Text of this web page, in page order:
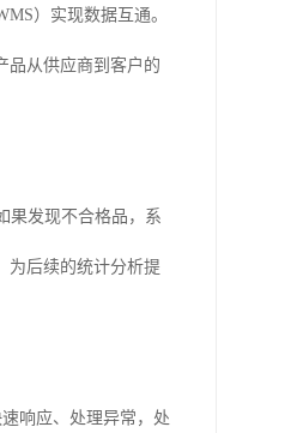
）实现数据互通。
品从供应商到客户的
果发现不合格品，系
为后续的统计分析提
响应、处理异常，处